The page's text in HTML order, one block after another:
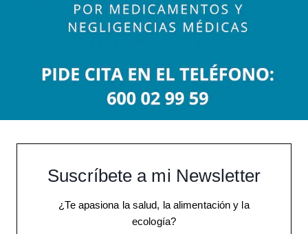
Suscríbete a mi Newsletter
¿Te apasiona la salud, la alimentación y la
ecología?